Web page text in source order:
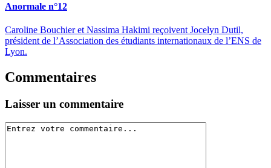
Anormale n°12
Caroline Bouchier et Nassima Hakimi reçoivent Jocelyn Dutil,
président de l’Association des étudiants internationaux de l’ENS de
Lyon.
Commentaires
Laisser un commentaire